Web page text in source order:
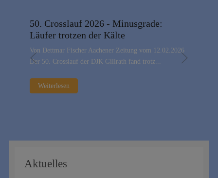
50. Crosslauf 2026 - Minusgrade:
Läufer trotzen der Kälte
Von Dettmar Fischer Aachener Zeitung vom 12.02.2026
Der 50. Crosslauf der DJK Gillrath fand trotz...
Weiterlesen
Aktuelles